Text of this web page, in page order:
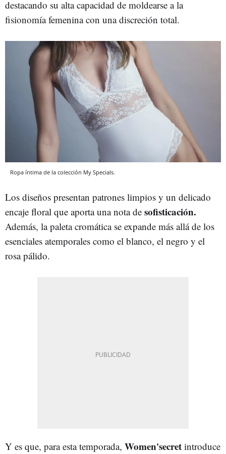
destacando su alta capacidad de moldearse a la
fisionomía femenina con una discreción total.
Ropa íntima de la colección My Specials.
Los diseños presentan patrones limpios y un delicado
encaje floral que aporta una nota de sofisticación.
Además, la paleta cromática se expande más allá de los
esenciales atemporales como el blanco, el negro y el
rosa pálido.
Y es que, para esta temporada, Women'secret introduce